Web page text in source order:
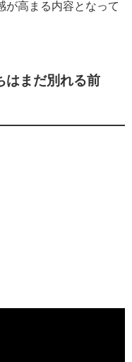
が高まる内容となって
はまだ別れる前